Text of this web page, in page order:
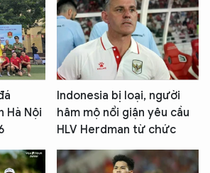
Hà Nội
Indonesia bị loại, người
hâm mộ nổi giận yêu cầu
HLV Herdman từ chức